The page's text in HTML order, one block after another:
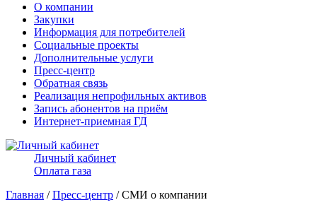
О компании
Закупки
Информация для потребителей
Социальные проекты
Дополнительные услуги
Пресс-центр
Обратная связь
Реализация непрофильных активов
Запись абонентов на приём
Интернет-приемная ГД
Личный кабинет
Оплата газа
Главная /Пресс-центр / СМИ о компании